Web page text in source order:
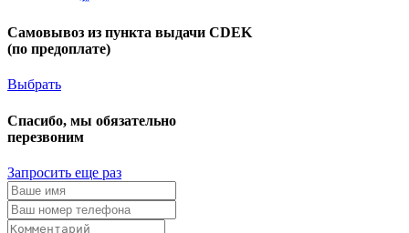
Самовывоз из пункта выдачи CDEK
(по предоплате)
Выбрать
Спасибо, мы обязательно
перезвоним
Запросить еще раз